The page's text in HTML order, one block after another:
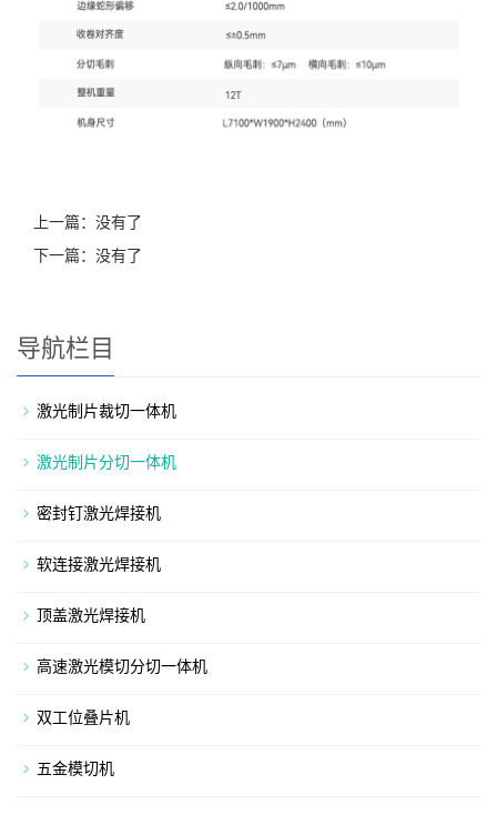
上一篇：没有了
下一篇：没有了
导航栏目
激光制片裁切一体机
激光制片分切一体机
密封钉激光焊接机
软连接激光焊接机
顶盖激光焊接机
高速激光模切分切一体机
双工位叠片机
五金模切机